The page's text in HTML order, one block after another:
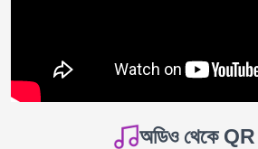
অডিও থেকে